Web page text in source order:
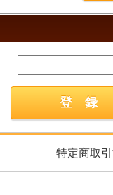
特定商取